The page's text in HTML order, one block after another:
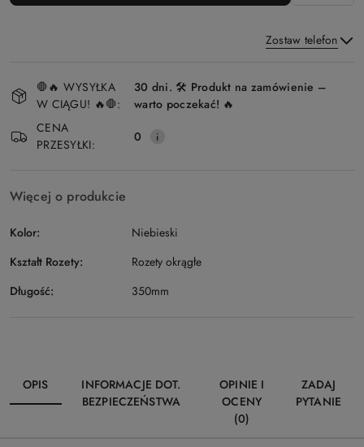
Zostaw telefon
Wyślij
i
dostawa
🛑🔥 WYSYŁKA
W CIĄGU! 🔥🛑:
30 dni. 🛠️ Produkt na zamówienie –
warto poczekać! 🔥
CENA
PRZESYŁKI:
0
Więcej o produkcie
Kolor:
Niebieski
Kształt Rozety:
Rozety okrągłe
Długość:
350mm
OPIS
INFORMACJE DOT.
BEZPIECZEŃSTWA
OPINIE I
OCENY
(0)
ZADAJ
PYTANIE